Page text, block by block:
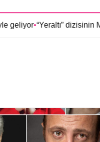
geliyor•“Yeraltı” dizisinin